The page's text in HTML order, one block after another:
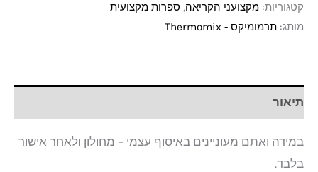
קטגוריות: מקצועני הקריאה, ספרות מקצועית
מותג: תרמומיקס - Thermomix
תיאור
במידה ואתם מעוניינים באיסוף עצמי – מחולון ולאחר אישור
בלבד.